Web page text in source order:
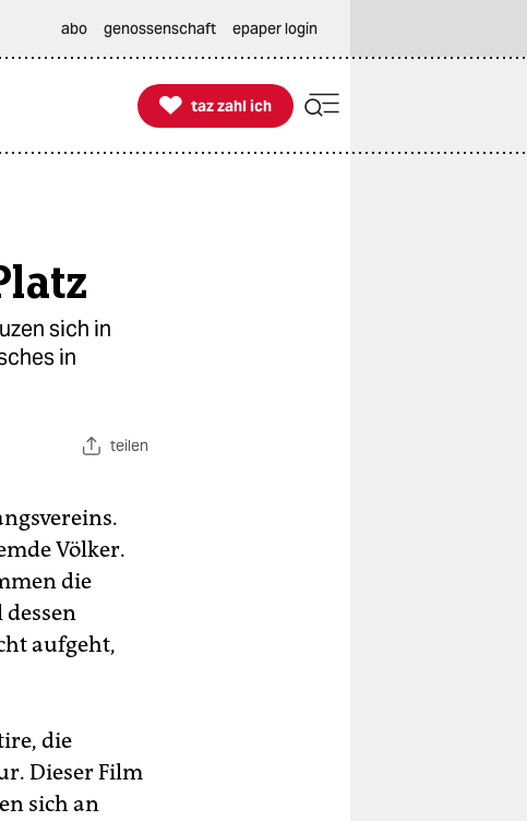
abo genossenschaft epaper login

taz zahl ich
taz zahl ich
sich in
in
teilen
Völker.
die
aufgeht,
die
Dieser Film
sich an